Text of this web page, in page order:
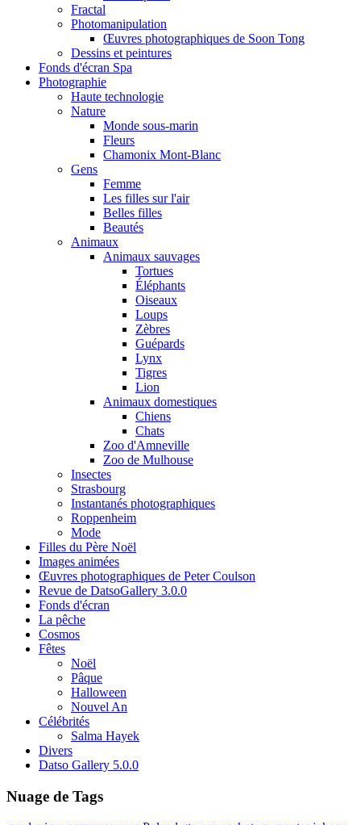
Fractal
Photomanipulation
Œuvres photographiques de Soon Tong
Dessins et peintures
Fonds d'écran Spa
Photographie
Haute technologie
Nature
Monde sous-marin
Fleurs
Chamonix Mont-Blanc
Gens
Femme
Les filles sur l'air
Belles filles
Beautés
Animaux
Animaux sauvages
Tortues
Éléphants
Oiseaux
Loups
Zèbres
Guépards
Lynx
Tigres
Lion
Animaux domestiques
Chiens
Chats
Zoo d'Amneville
Zoo de Mulhouse
Insectes
Strasbourg
Instantanés photographiques
Roppenheim
Mode
Filles du Père Noël
Images animées
Œuvres photographiques de Peter Coulson
Revue de DatsoGallery 3.0.0
Fonds d'écran
La pêche
Cosmos
Fêtes
Noël
Pâque
Halloween
Nouvel An
Célébrités
Salma Hayek
Divers
Datso Gallery 5.0.0
Nuage de Tags